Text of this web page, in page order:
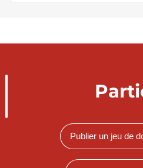
Publier un jeu de